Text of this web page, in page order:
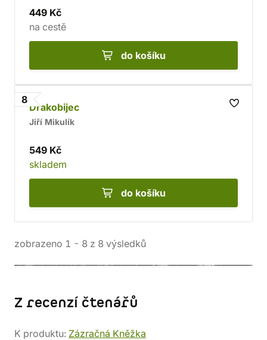
449 Kč
na cestě
do košíku
8
Drakobijec
Jiří Mikulík
549 Kč
skladem
do košíku
zobrazeno 1 - 8 z 8 výsledků
Z recenzí čtenářů
K produktu: Zázračná Kněžka